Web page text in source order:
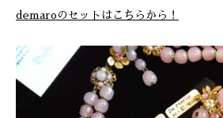
demaroのセットはこちらから！